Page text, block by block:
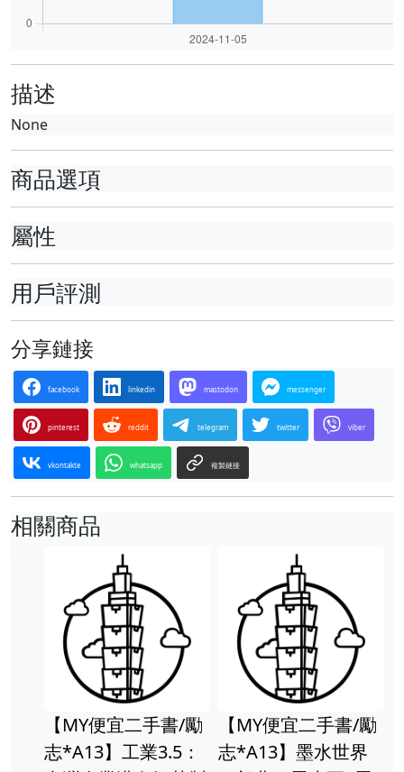
描述
None
商品選項
屬性
用戶評測
分享鏈接
facebook linkedin mastodon messenger
pinterest reddit telegram twitter viber
vkontakte whatsapp 複製鏈接
相關商品
【MY便宜二手書/勵
志*A13】工業3.5：
【MY便宜二手書/勵
志*A13】墨水世界